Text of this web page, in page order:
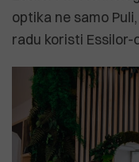
optika ne samo
radu koristi